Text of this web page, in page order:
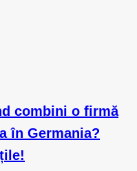
combini o firmă
în Germania?